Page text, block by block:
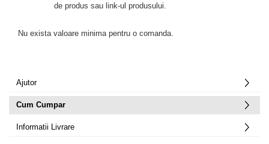
de produs sau link-ul produsului.
Nu exista valoare minima pentru o comanda.
Ajutor
Cum Cumpar
Informatii Livrare